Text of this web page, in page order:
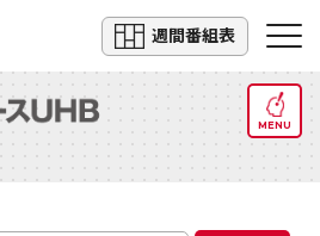
週間番組表
MENU